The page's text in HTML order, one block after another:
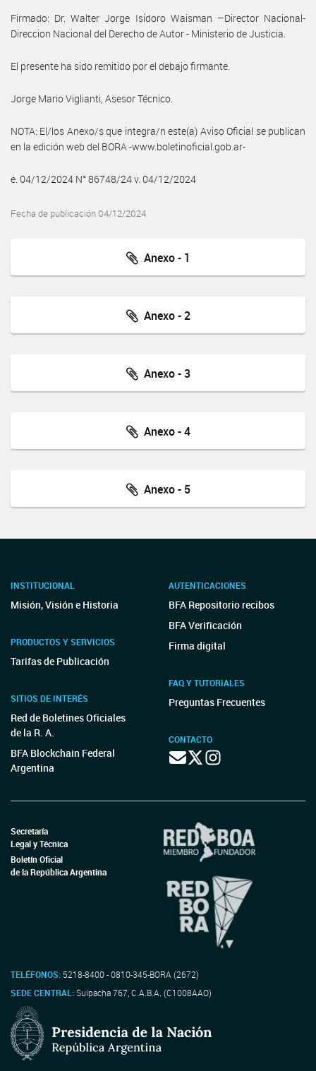
Firmado: Dr. Walter Jorge Isidoro Waisman –Director Nacional-
Direccion Nacional del Derecho de Autor - Ministerio de Justicia.
El presente ha sido remitido por el debajo firmante.
Jorge Mario Viglianti, Asesor Técnico.
NOTA: El/los Anexo/s que integra/n este(a) Aviso Oficial se publican
en la edición web del BORA -www.boletinoficial.gob.ar-
e. 04/12/2024 N° 86748/24 v. 04/12/2024
Fecha de publicación 04/12/2024
Anexo - 1
Anexo - 2
Anexo - 3
Anexo - 4
Anexo - 5
INSTITUCIONAL
Misión, Visión e Historia
PRODUCTOS Y SERVICIOS
Tarifas de Publicación
SITIOS DE INTERÉS
Red de Boletines Oficiales
de la R. A.
BFA Blockchain Federal
Argentina
AUTENTICACIONES
BFA Repositorio recibos
BFA Verificación
Firma digital
FAQ Y TUTORIALES
Preguntas Frecuentes
CONTACTO
Secretaría
Legal y Técnica
Boletín Oficial
de la República Argentina
TELÉFONOS: 5218-8400 - 0810-345-BORA (2672)
SEDE CENTRAL:Suipacha 767, C.A.B.A. (C1008AAO)